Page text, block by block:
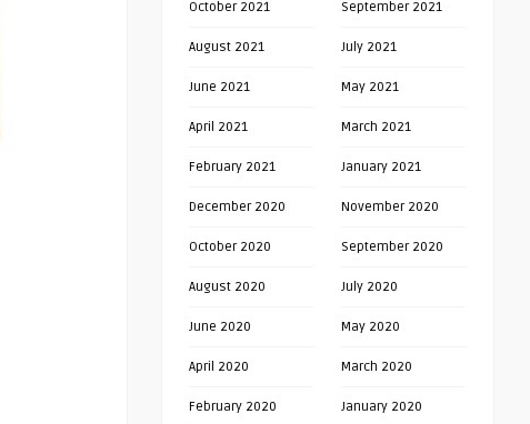
October 2021 September 2021
August 2021 July 2021
June 2021 May 2021
April 2021 March 2021
February 2021 January 2021
December 2020 November 2020
October 2020 September 2020
August 2020 July 2020
June 2020 May 2020
April 2020 March 2020
February 2020 January 2020